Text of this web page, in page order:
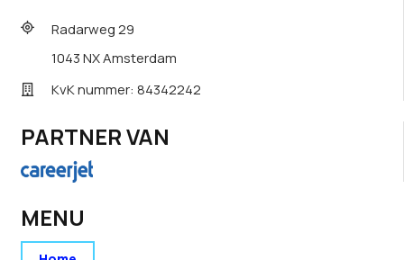
Radarweg 29
1043 NX Amsterdam
KvK nummer: 84342242
PARTNER VAN
MENU